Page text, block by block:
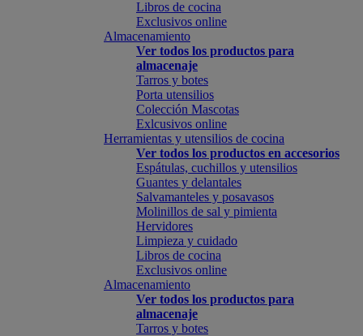
Libros de cocina
Exclusivos online
Almacenamiento
Ver todos los productos para
almacenaje
Tarros y botes
Porta utensilios
Colección Mascotas
Exlcusivos online
Herramientas y utensilios de cocina
Ver todos los productos en accesorios
Espátulas, cuchillos y utensilios
Guantes y delantales
Salvamanteles y posavasos
Molinillos de sal y pimienta
Hervidores
Limpieza y cuidado
Libros de cocina
Exclusivos online
Almacenamiento
Ver todos los productos para
almacenaje
Tarros y botes